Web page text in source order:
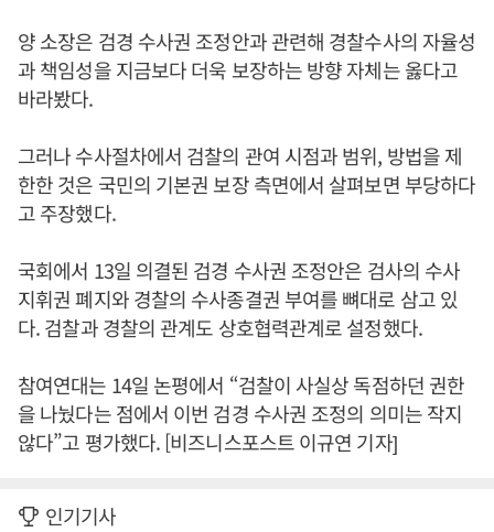
양 소장은 검경 수사권 조정안과 관련해 경찰수사의 자율성
과 책임성을 지금보다 더욱 보장하는 방향 자체는 옳다고
바라봤다.
그러나 수사절차에서 검찰의 관여 시점과 범위, 방법을 제
한한 것은 국민의 기본권 보장 측면에서 살펴보면 부당하다
고 주장했다.
국회에서 13일 의결된 검경 수사권 조정안은 검사의 수사
지휘권 폐지와 경찰의 수사종결권 부여를 뼈대로 삼고 있
다. 검찰과 경찰의 관계도 상호협력관계로 설정했다.
참여연대는 14일 논평에서 “검찰이 사실상 독점하던 권한
을 나눴다는 점에서 이번 검경 수사권 조정의 의미는 작지
않다”고 평가했다. [비즈니스포스트 이규연 기자]
인기기사